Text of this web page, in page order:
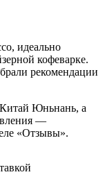
идеально
кофеварке.
рекомендации
Юньнань, а
—
«Отзывы».